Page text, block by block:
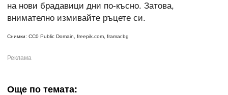
на нови брадавици дни по-късно. Затова,
внимателно измивайте ръцете си.
Снимки: CC0 Public Domain, freepik.com, framar.bg
Още по темата: